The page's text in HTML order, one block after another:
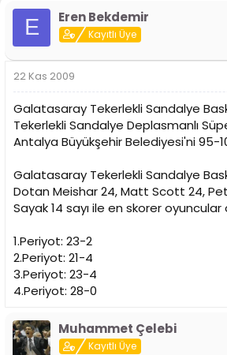
u
B
a
a
t
a
n
n
g
ı
r
i
h
E Eren Bekdemir
Kayıtlı Üye
22 Kas 2009
Galatasaray Tekerlekli Sandalye
Tekerlekli Sandalye Deplasmanlı
Antalya Büyükşehir Belediyesi'ni 95-
Galatasaray Tekerlekli Sandalye
Dotan Meishar 24, Matt Scott 24,
Sayak 14 sayı ile en skorer oyuncular
1.Periyot: 23-2
2.Periyot: 21-4
3.Periyot: 23-4
4.Periyot: 28-0
Muhammet Çelebi
Kayıtlı Üye